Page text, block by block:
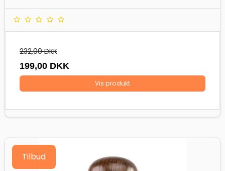
232,00 DKK
199,00 DKK
Vis produkt
Tilbud